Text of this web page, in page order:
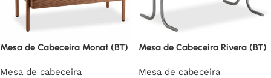
Mesa de Cabeceira Monat (BT)
Mesa de cabeceira
Mesa de Cabeceira Rivera (BT)
Mesa de cabeceira